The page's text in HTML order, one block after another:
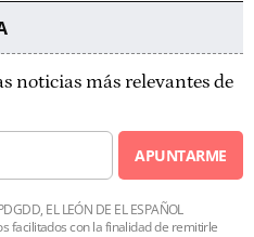
noticias más relevantes de
APUNTARME
EL LEÓN DE EL ESPAÑOL
facilitados con la finalidad de remitirle